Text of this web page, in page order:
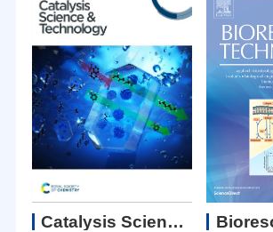
Catalysis Science ＆ Technology